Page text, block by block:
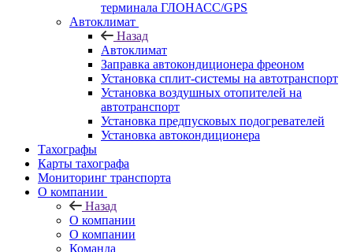
терминала ГЛОНАСС/GPS
Автоклимат
Назад
Автоклимат
Заправка автокондиционера фреоном
Установка сплит-системы на автотранспорт
Установка воздушных отопителей на
автотранспорт
Установка предпусковых подогревателей
Установка автокондиционера
Тахографы
Карты тахографа
Мониторинг транспорта
О компании
Назад
О компании
О компании
Команда